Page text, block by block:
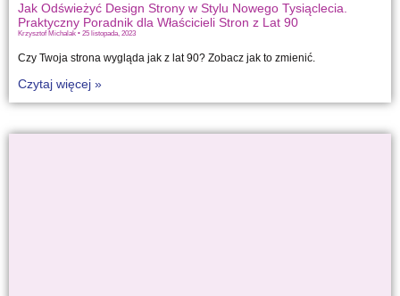
Jak Odświeżyć Design Strony w Stylu Nowego Tysiąclecia.
Praktyczny Poradnik dla Właścicieli Stron z Lat 90
Krzysztof Michalak 25 listopada, 2023
Czy Twoja strona wygląda jak z lat 90? Zobacz jak to zmienić.
Czytaj więcej »